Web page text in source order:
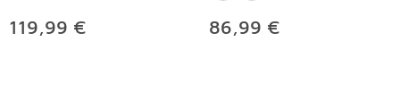
119,99 € 86,99 €